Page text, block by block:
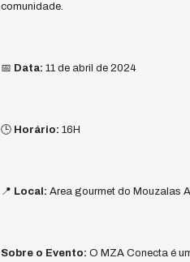
comunidade.
📅 Data: 11 de abril de 2024
🕒 Horário: 16H
📍 Local: Area gourmet do Mouzalas
Sobre o Evento: O MZA Conecta é